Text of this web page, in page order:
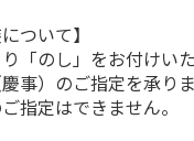
プロジェク
り完熟トマ
越後製菓「よ
ち きねつき」
450g×10袋
ついて】
「のし」をお付けいた
事）のご指定を承りま
指定はできません。